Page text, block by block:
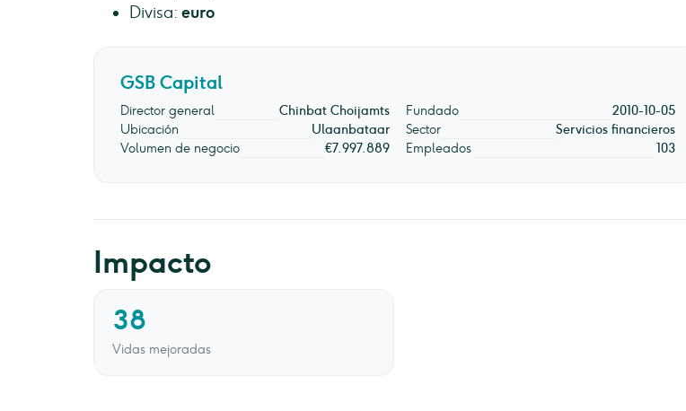
Divisa: euro
GSB Capital
Director general Chinbat Choijamts Fundado
2010-10-05
Ubicación
Ulaanbataar Sector
Servicios financieros
Volumen de negocio
€7.997.889 Empleados 103
Impacto
38
Vidas mejoradas